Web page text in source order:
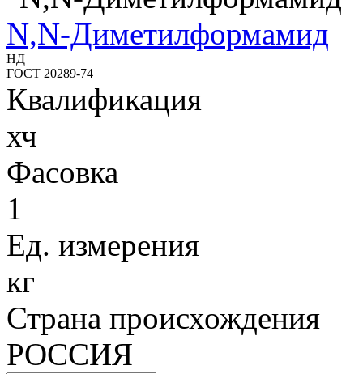
N,N-Диметилформамид
НД
ГОСТ 20289-74
Квалификация
хч
Фасовка
1
Ед. измерения
кг
Страна происхождения
РОССИЯ